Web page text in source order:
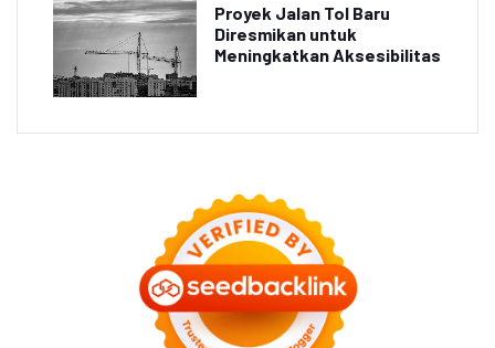
Proyek Jalan Tol Baru
Diresmikan untuk
Meningkatkan Aksesibilitas